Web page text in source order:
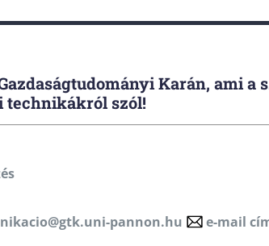
Karán, ami
technikákról szól!
pannon.hu
e-mail